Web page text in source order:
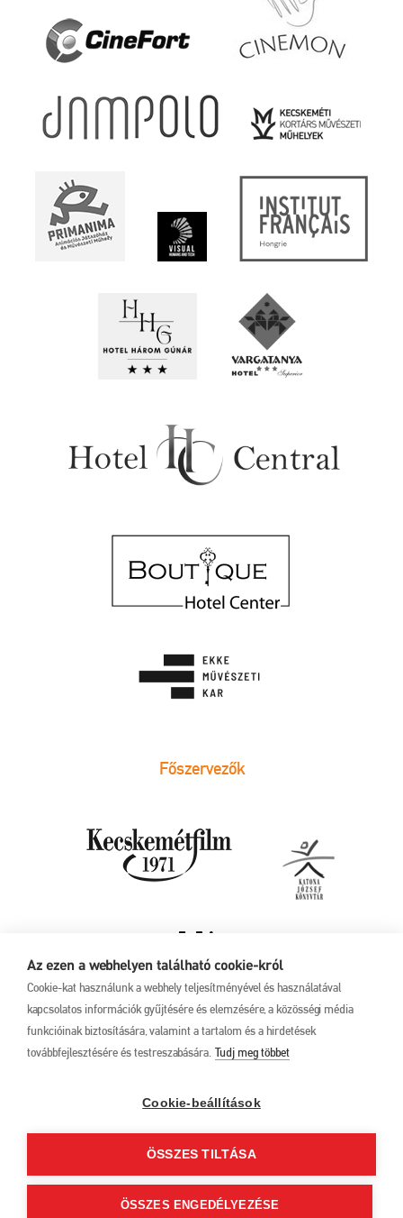
Az ezen a webhelyen található cookie-król
Cookie-kat használunk a webhely teljesítményével és használatával
kapcsolatos információk gyűjtésére és elemzésére, a közösségi média
funkcióinak biztosítására, valamint a tartalom és a hirdetések
továbbfejlesztésére és testreszabására. Tudj meg többet
Cookie-beállítások
ÖSSZES TILTÁSA
ÖSSZES ENGEDÉLYEZÉSE
Főszervezők
17. Kecskeméti
június 1.
Ferenc u. 21.
+36 76 481 788
Adatkezelési tájékoztató